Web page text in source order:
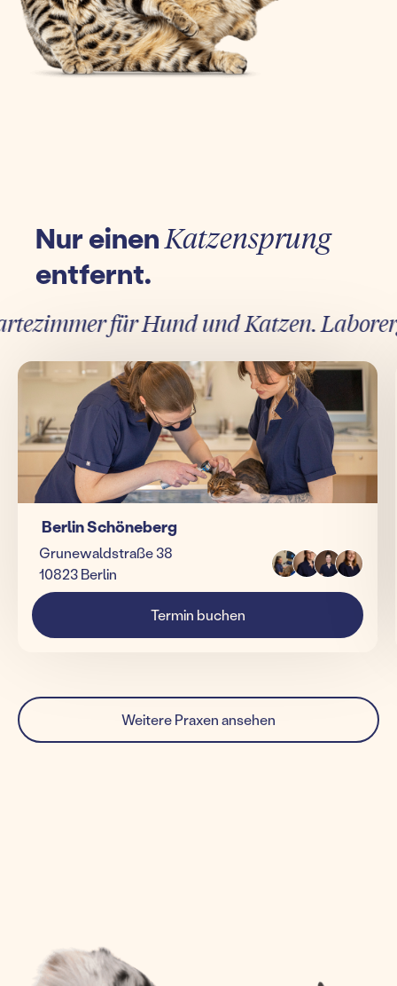
Nur einenKatzensprung
entfernt.
für Hund und Katzen.
Berlin Schöneberg
Grunewaldstraße 38
10823 Berlin
Termin buchen
Weitere Praxen ansehen